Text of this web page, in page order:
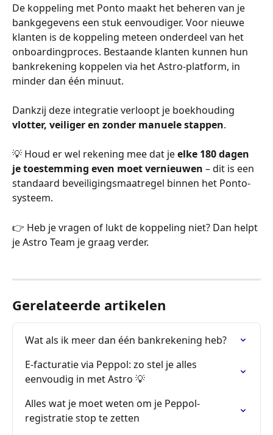
De koppeling met Ponto maakt het beheren van je
bankgegevens een stuk eenvoudiger. Voor nieuwe
klanten is de koppeling meteen onderdeel van het
onboardingproces. Bestaande klanten kunnen hun
bankrekening koppelen via het Astro-platform, in
minder dan één minuut.
Dankzij deze integratie verloopt je boekhouding
vlotter, veiliger en zonder manuele stappen.
💡 Houd er wel rekening mee dat je elke 180 dagen
je toestemming even moet vernieuwen – dit is een
standaard beveiligingsmaatregel binnen het Ponto-
systeem.
👉 Heb je vragen of lukt de koppeling niet? Dan helpt
je Astro Team je graag verder.
Gerelateerde artikelen
Wat als ik meer dan één bankrekening heb?
E-facturatie via Peppol: zo stel je alles
eenvoudig in met Astro 💡
Alles wat je moet weten om je Peppol-
registratie stop te zetten